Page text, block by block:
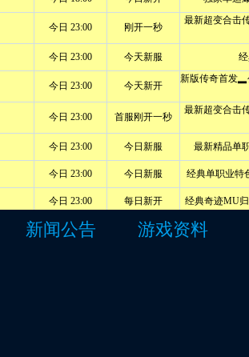
新闻公告 游戏资料